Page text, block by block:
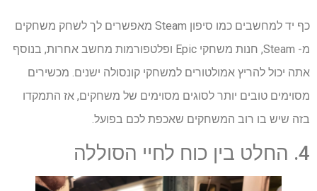
כף יד למחשבים כמו סיפון Steam מאפשרים לך לשחק משחקים
מ- Steam, חנות משחקי Epic ופלטפורמות מחשב אחרות, בנוסף
אתה יכול להריץ אמולטורים למשחקי קונסולה ישנים. מכשירים
מסוימים טובים יותר לסוגים מסוימים של משחקים, אז התמקדו
בזה שיש בו רוב המשחקים שאכפת לכם בפועל.
4. החלט בין כוח לחיי הסוללה